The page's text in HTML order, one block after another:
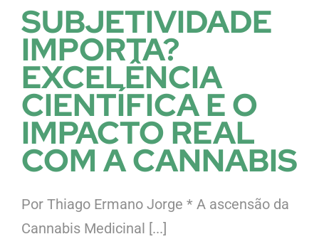
SUBJETIVIDADE
IMPORTA?
EXCELÊNCIA
CIENTÍFICA E O
IMPACTO REAL
COM A CANNABIS
Por Thiago Ermano Jorge * A ascensão da
Cannabis Medicinal [...]